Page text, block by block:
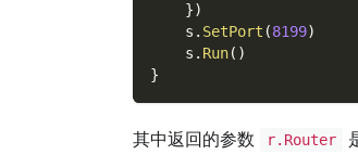
})
    s
. SetPort (8199)
    s
. Run( )
}
其中返回的参数 r.Router